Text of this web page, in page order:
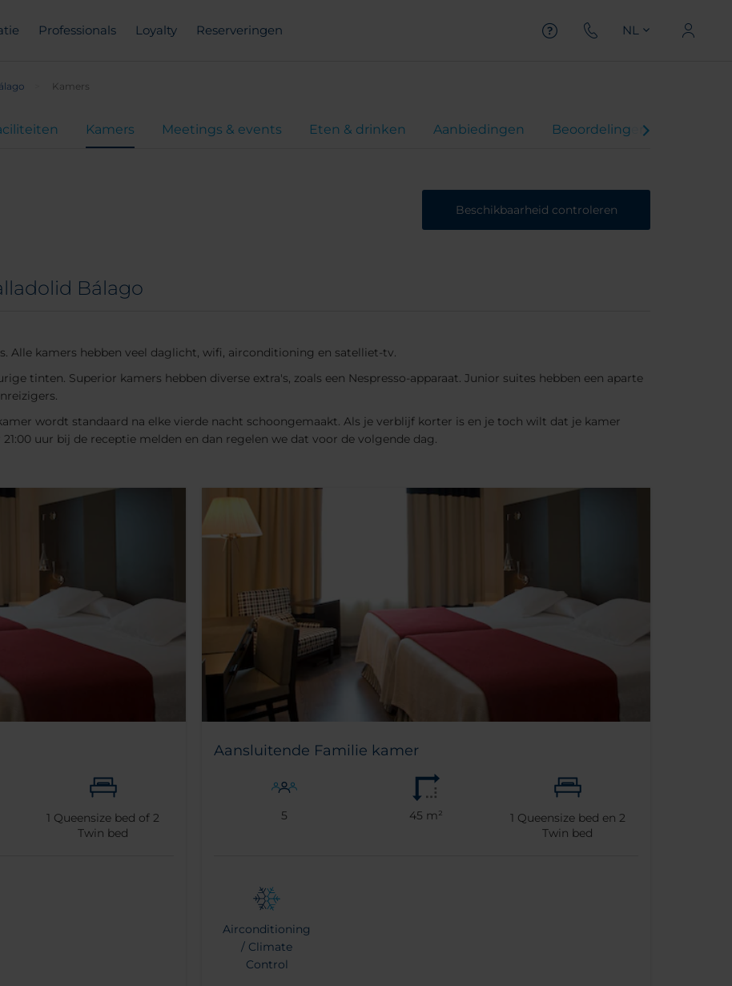
Professionals Loyalty Reserveringen NL
Kamers
Kamers Meetings & events Eten & drinken Aanbiedingen Beoordelingen
Beschikbaarheid controleren
Bálago
Alle kamers hebben veel daglicht, wifi, airconditioning en satelliet-tv.
tinten. Superior kamers hebben diverse extra's, zoals een Nespresso-apparaat. Junior suites hebben een aparte
wordt standaard na elke vierde nacht schoongemaakt. Als je verblijf korter is en je toch wilt dat je kamer
uur bij de receptie melden en dan regelen we dat voor de volgende dag.
1 Queensize bed of2
Twin bed
Aansluitende Familie kamer
5 45 m² 1 Queensize bed en 2
Twin bed
Airconditioning
/ Climate
Control